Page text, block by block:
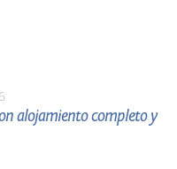
alojamiento completo y